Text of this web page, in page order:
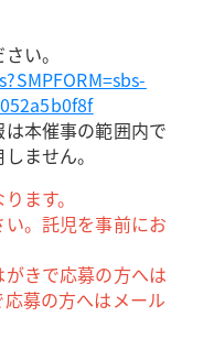
い。
本催事の範囲内で
ません。
ます。
。託児を事前にお
きで応募の方へは
募の方へはメール